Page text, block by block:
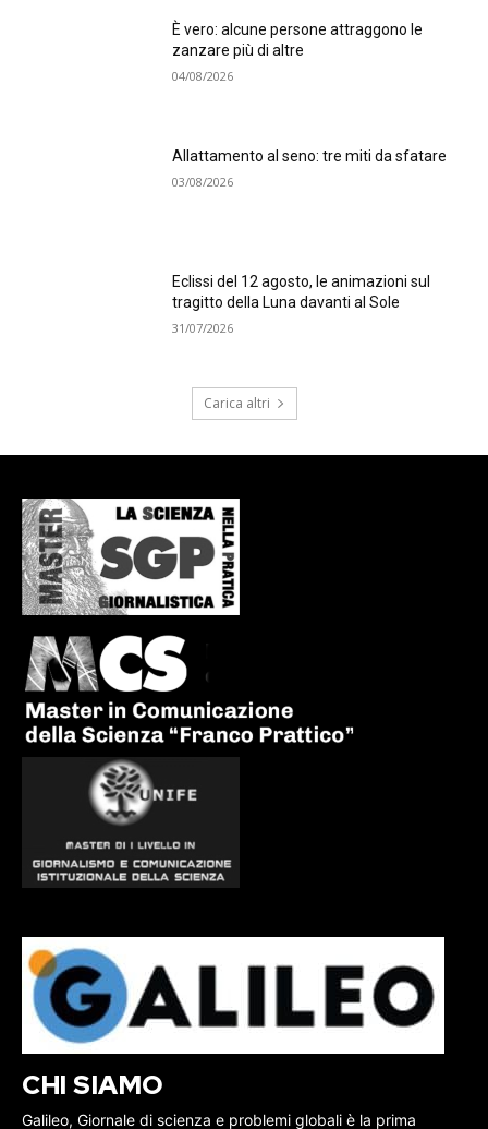
È vero: alcune persone attraggono le
zanzare più di altre
04/08/2026
Allattamento al seno: tre miti da sfatare
03/08/2026
Eclissi del 12 agosto, le animazioni sul
tragitto della Luna davanti al Sole
31/07/2026
Carica altri
CHI SIAMO
Galileo, Giornale di scienza e problemi globali è la prima